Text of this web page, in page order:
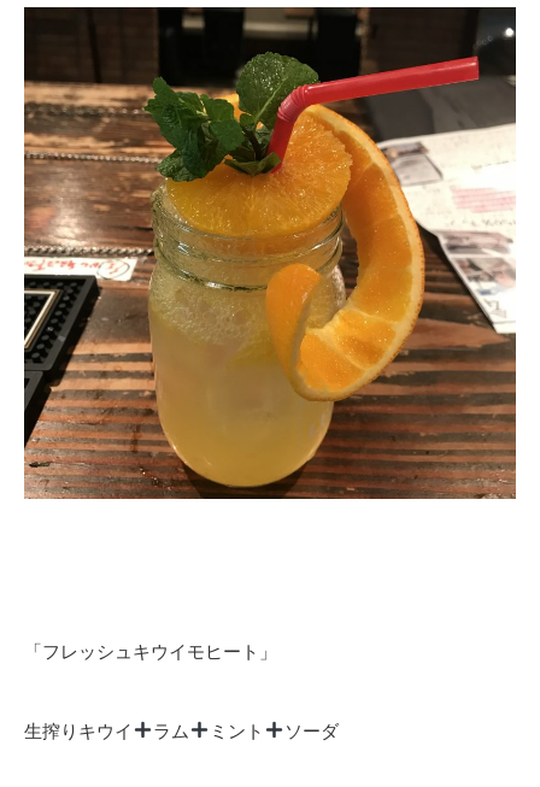
「フレッシュキウイモヒート」
生搾りキウイ ラム ミント ソーダ